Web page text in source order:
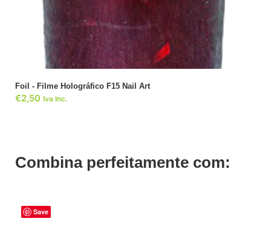
ADICIONAR
Foil - Filme Holográfico F15 Nail Art
€2,50 Iva Inc.
Combina perfeitamente com:
Save